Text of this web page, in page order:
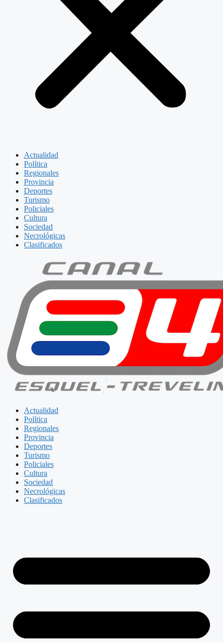
Actualidad
Política
Regionales
Provincia
Deportes
Turismo
Policiales
Cultura
Sociedad
Necrológicas
Clasificados
Actualidad
Política
Regionales
Provincia
Deportes
Turismo
Policiales
Cultura
Sociedad
Necrológicas
Clasificados